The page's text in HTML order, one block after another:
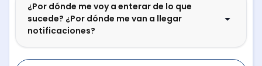
¿Por dónde me voy a enterar de lo que
sucede? ¿Por dónde me van a llegar
notificaciones?